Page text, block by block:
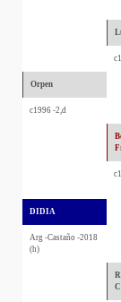
Orpen
c1996 -2,d
DIDIA
Arg -Castaño -2018
(h)